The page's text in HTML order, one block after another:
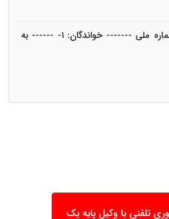
خواهان: ------- به شماره ملی ------- خواندگان: ١- ------ به
تلفنی با وکیل پایه یک